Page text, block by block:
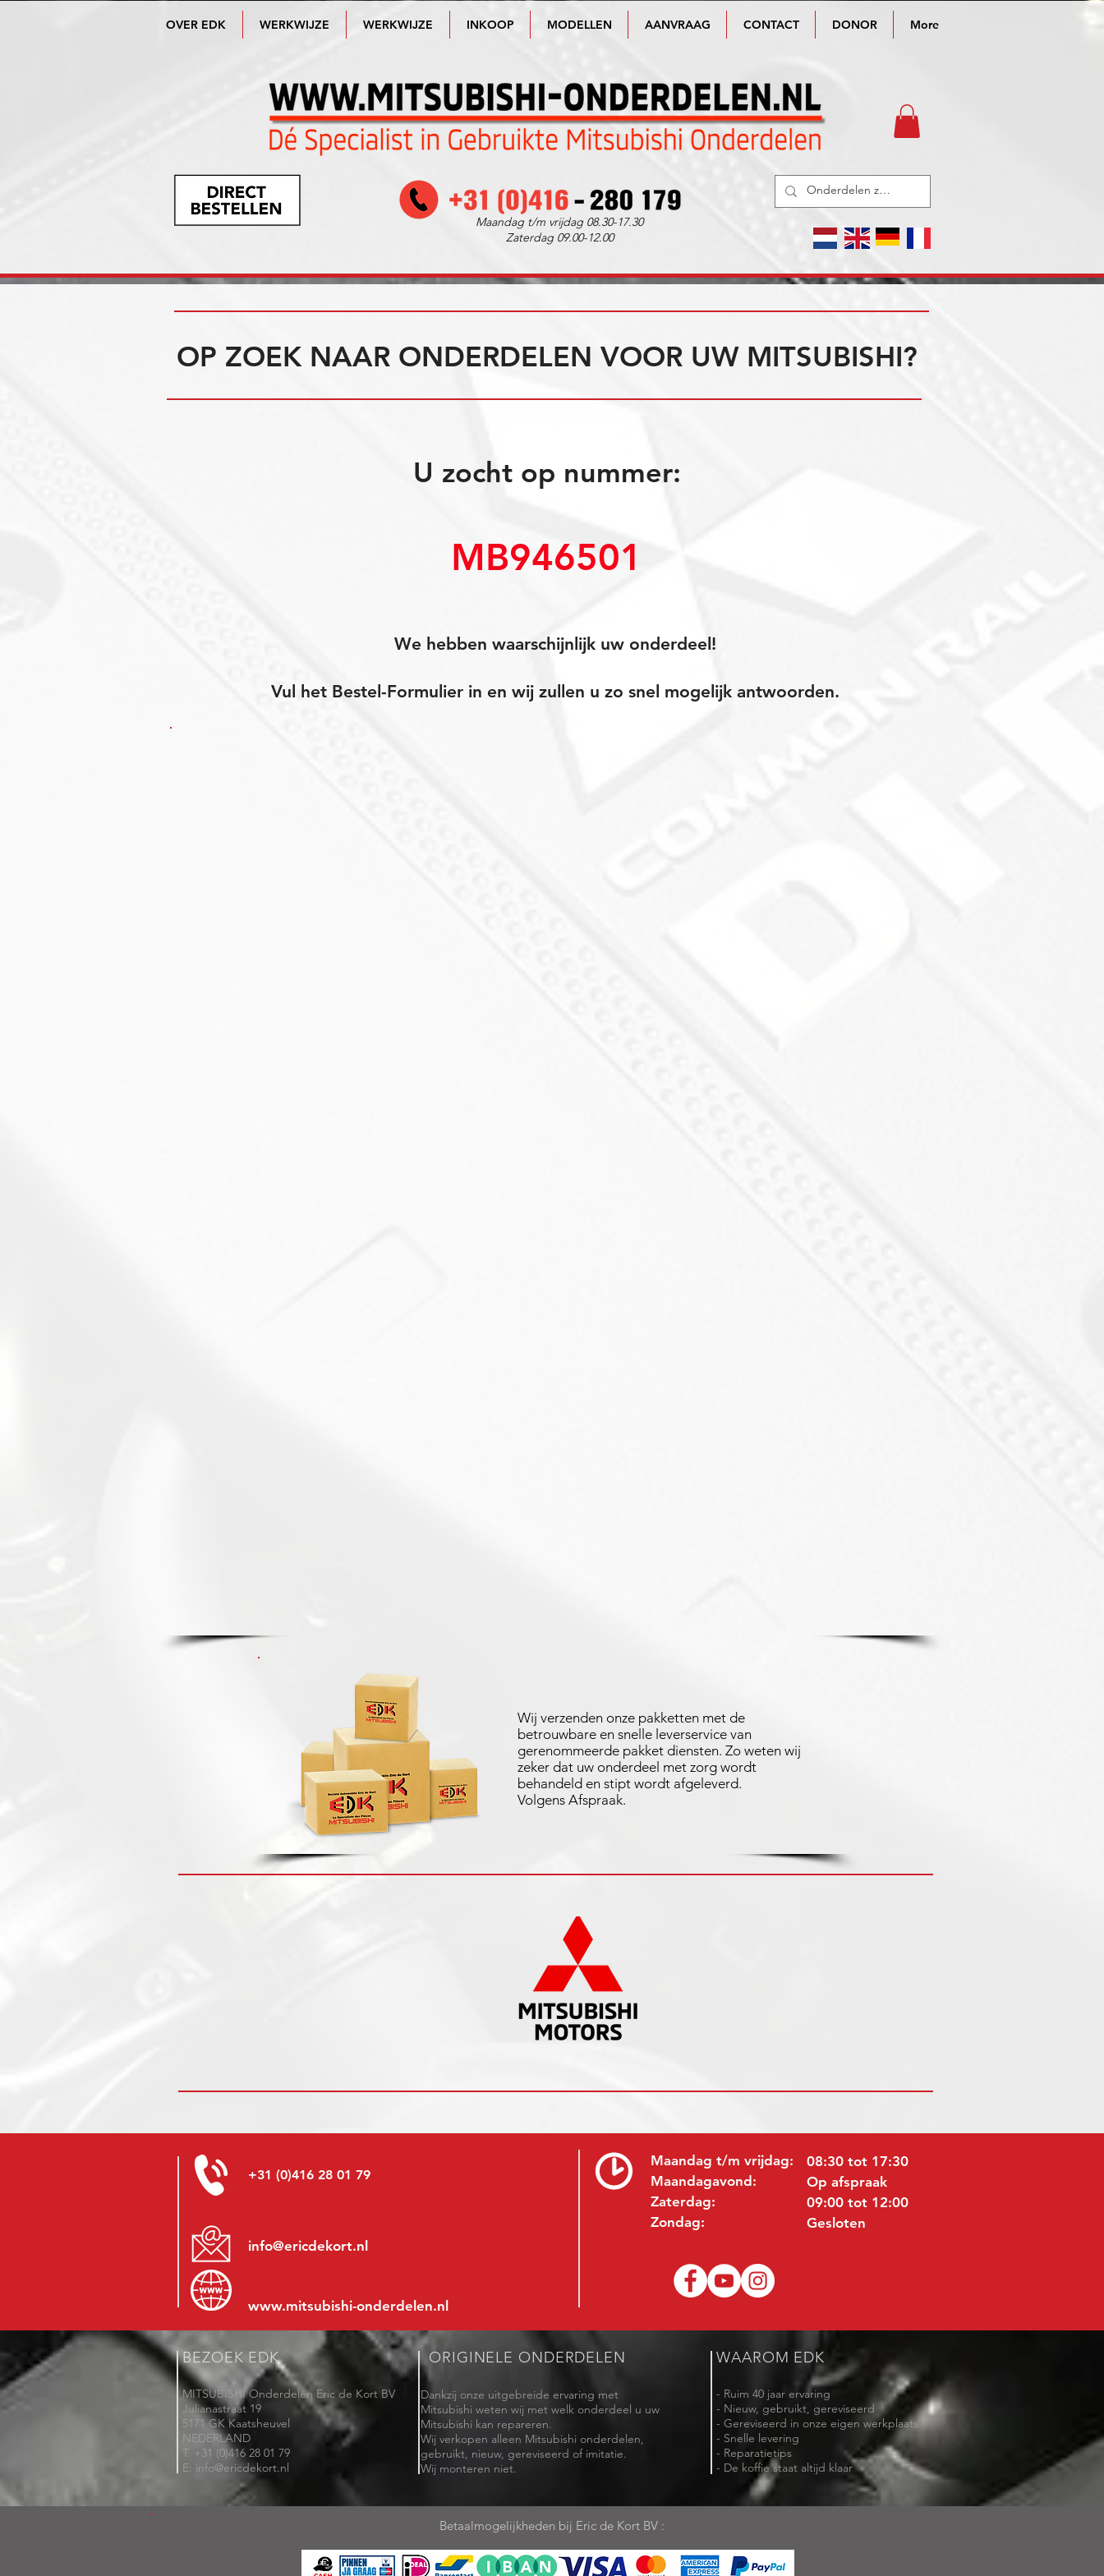
OVER EDK WERKWIJZE WERKWIJZE INKOOP MODELLEN AANVRAAG CONTACT DONOR More
Maandag t/m vrijdag 08.30-17.30
Zaterdag 09.00-12.00
OP ZOEK NAAR ONDERDELEN VOOR UW MITSUBISHI?
U zocht op nummer:
MB946501
We hebben waarschijnlijk uw onderdeel!
Vul het Bestel-Formulier in en wij zullen u zo snel mogelijk antwoorden.
Wij verzenden onze pakketten met de
betrouwbare en snelle leverservice van
gerenommeerde pakket diensten. Zo weten wij
zeker dat uw onderdeel met zorg wordt
behandeld en stipt wordt afgeleverd.
Volgens Afspraak.
+31 (0)416 28 01 79
info@ericdekort.nl
www.mitsubishi-onderdelen.nl
Maandag t/m vrijdag:
Maandagavond:
Zaterdag:
Zondag:
08:30 tot 17:30
Op afspraak
09:00 tot 12:00
Gesloten
BEZOEK EDK
MITSUBISHI Onderdelen Eric de Kort BV
Julianastraat 19
5171 GK Kaatsheuvel
NEDERLAND
T: +31 (0)416 28 01 79
E: info@ericdekort.nl
ORIGINELE ONDERDELEN
Dankzij onze uitgebreide ervaring met
Mitsubishi weten wij met welk onderdeel u uw
Mitsubishi kan repareren.
Wij verkopen alleen Mitsubishi onderdelen,
gebruikt, nieuw, gereviseerd of imitatie.
Wij monteren niet.
WAAROM EDK
- Ruim 40 jaar ervaring
- Nieuw, gebruikt, gereviseerd
- Gereviseerd in onze eigen werkplaats
- Snelle levering
- Reparatietips
- De koffie staat altijd klaar
Betaalmogelijkheden bij Eric de Kort BV :